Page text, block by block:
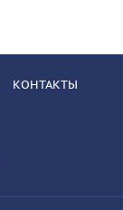
КОНТАКТЫ